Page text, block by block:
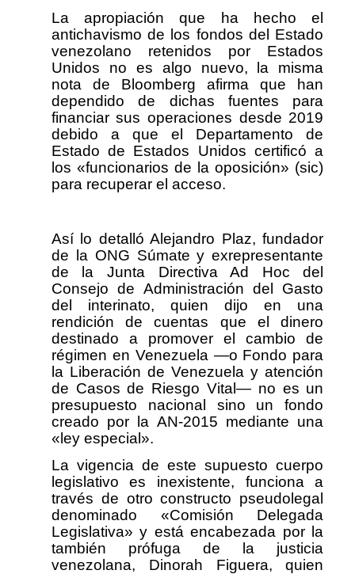
La apropiación que ha hecho el
antichavismo de los fondos del Estado
venezolano retenidos por Estados
Unidos no es algo nuevo, la misma
nota de Bloomberg afirma que han
dependido de dichas fuentes para
financiar sus operaciones desde 2019
debido a que el Departamento de
Estado de Estados Unidos certificó a
los «funcionarios de la oposición» (sic)
para recuperar el acceso.
Así lo detalló Alejandro Plaz, fundador
de la ONG Súmate y exrepresentante
de la Junta Directiva Ad Hoc del
Consejo de Administración del Gasto
del interinato, quien dijo en una
rendición de cuentas que el dinero
destinado a promover el cambio de
régimen en Venezuela —o Fondo para
la Liberación de Venezuela y atención
de Casos de Riesgo Vital— no es un
presupuesto nacional sino un fondo
creado por la AN-2015 mediante una
«ley especial».
La vigencia de este supuesto cuerpo
legislativo es inexistente, funciona a
través de otro constructo pseudolegal
denominado «Comisión Delegada
Legislativa» y está encabezada por la
también prófuga de la justicia
venezolana, Dinorah Figuera, quien